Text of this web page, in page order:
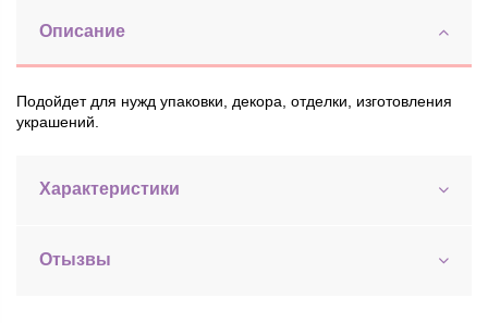
Описание
Подойдет для нужд упаковки, декора, отделки, изготовления
украшений.
Характеристики
Отызвы